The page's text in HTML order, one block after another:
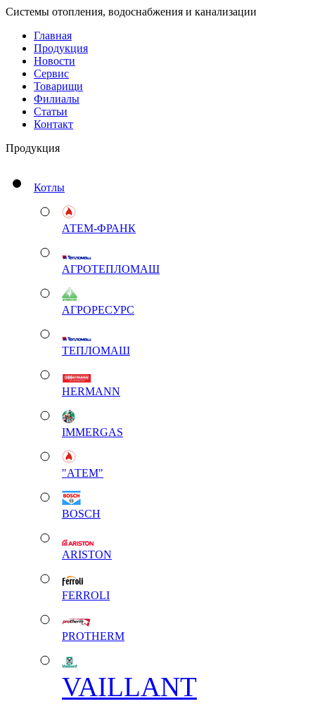
Системы отопления, водоснабжения и канализации
Главная
Продукция
Новости
Сервис
Товарищи
Филиалы
Статьи
Контакт
Продукция
Котлы
АТЕМ-ФРАНК
АГРОТЕПЛОМАШ
АГРОРЕСУРС
ТЕПЛОМАШ
HERMANN
IMMERGAS
"АТЕМ"
BOSCH
ARISTON
FERROLI
PROTHERM
VAILLANT